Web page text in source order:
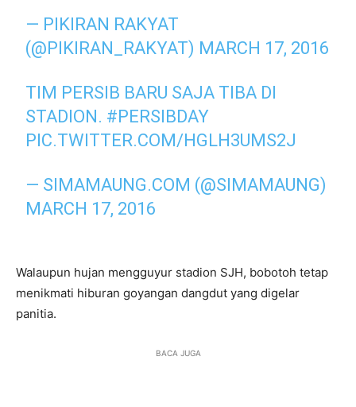
— PIKIRAN RAKYAT
(@PIKIRAN_RAKYAT) MARCH 17, 2016
TIM PERSIB BARU SAJA TIBA DI
STADION. #PERSIBDAY
PIC.TWITTER.COM/HGLH3UMS2J
— SIMAMAUNG.COM (@SIMAMAUNG)
MARCH 17, 2016
Walaupun hujan mengguyur stadion SJH, bobotoh tetap
menikmati hiburan goyangan dangdut yang digelar
panitia.
BACA JUGA